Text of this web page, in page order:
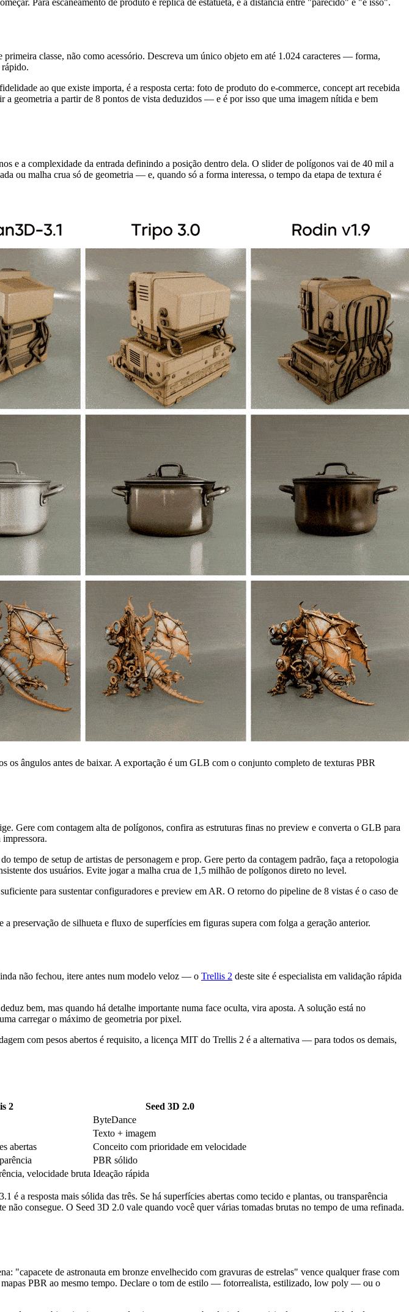
Para escaneamento de produto e réplica de estatueta, é a distância entre "parecido" e "é isso".
primeira classe, não como acessório. Descreva um único objeto em até 1.024 caracteres — forma,
ao que existe importa, é a resposta certa: foto de produto do e-commerce, concept art recebida
geometria a partir de 8 pontos de vista deduzidos — e é por isso que uma imagem nítida e bem
e a complexidade da entrada definindo a posição dentro dela. O slider de polígonos vai de 40 mil a
ou malha crua só de geometria — e, quando só a forma interessa, o tempo da etapa de textura é
ângulos antes de baixar. A exportação é um GLB com o conjunto completo de texturas PBR
Gere com contagem alta de polígonos, confira as estruturas finas no preview e converta o GLB para
tempo de setup de artistas de personagem e prop. Gere perto da contagem padrão, faça a retopologia
dos usuários. Evite jogar a malha crua de 1,5 milhão de polígonos direto no level.
para sustentar configuradores e preview em AR. O retorno do pipeline de 8 vistas é o caso de
preservação de silhueta e fluxo de superfícies em figuras supera com folga a geração anterior.
não fechou, itere antes num modelo veloz — o Trellis 2 deste site é especialista em validação rápida
bem, mas quando há detalhe importante numa face oculta, vira aposta. A solução está no
carregar o máximo de geometria por pixel.
com pesos abertos é requisito, a licença MIT do Trellis 2 é a alternativa — para todos os demais,
2
Seed 3D 2.0
ByteDance
Texto + imagem
abertas
Conceito com prioridade em velocidade
PBR sólido
velocidade bruta Ideação rápida
a resposta mais sólida das três. Se há superfícies abertas como tecido e plantas, ou transparência
consegue. O Seed 3D 2.0 vale quando você quer várias tomadas brutas no tempo de uma refinada.
"capacete de astronauta em bronze envelhecido com gravuras de estrelas" vence qualquer frase com
PBR ao mesmo tempo. Declare o tom de estilo — fotorrealista, estilizado, low poly — ou o